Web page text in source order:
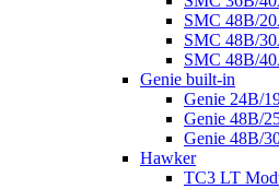
SMC 48B/
SMC 48B/
SMC 48B/
Genie built-in
Genie 24B/
Genie 48B/
Genie 48B/
Hawker
TC3 LT